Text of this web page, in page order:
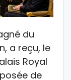
du
a reçu, le
Royal
de